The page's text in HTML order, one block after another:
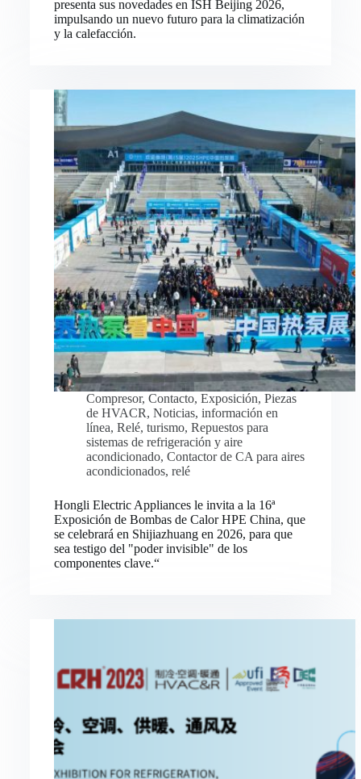
presenta sus novedades en ISH Beijing 2026,
impulsando un nuevo futuro para la climatización
y la calefacción.
Compresor, Contacto, Exposición, Piezas
de HVACR, Noticias, información en
línea, Relé, turismo, Repuestos para
sistemas de refrigeración y aire
acondicionado, Contactor de CA para aires
acondicionados, relé
Hongli Electric Appliances le invita a la 16ª
Exposición de Bombas de Calor HPE China, que
se celebrará en Shijiazhuang en 2026, para que
sea testigo del "poder invisible" de los
componentes clave.“